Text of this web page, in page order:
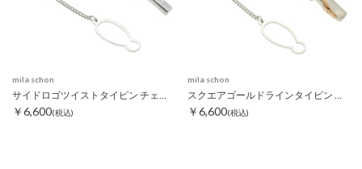
mila schon
￥6,600(税込)
mila schon
￥6,600(税込)